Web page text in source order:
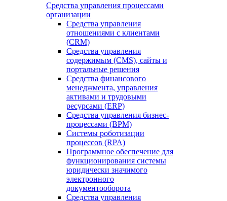
Средства управления процессами
организации
Средства управления
отношениями с клиентами
(CRM)
Средства управления
содержимым (CMS), сайты и
портальные решения
Средства финансового
менеджмента, управления
активами и трудовыми
ресурсами (ERP)
Средства управления бизнес-
процессами (BPM)
Системы роботизации
процессов (RPA)
Программное обеспечение для
функционирования системы
юридически значимого
электронного
документооборота
Средства управления